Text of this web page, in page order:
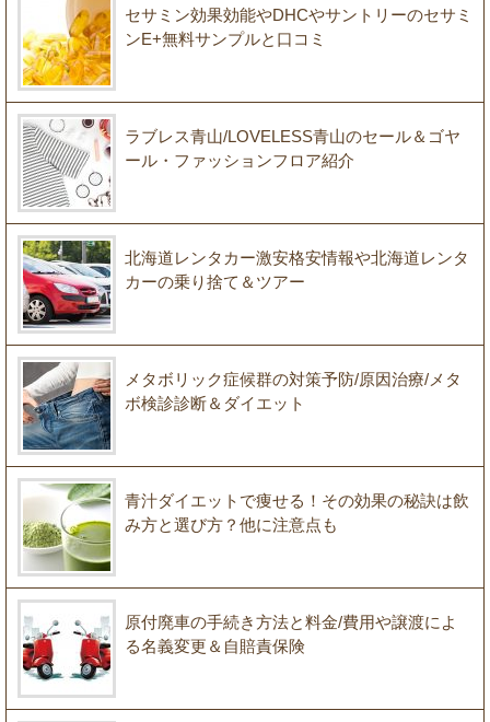
セサミン効果効能やDHCやサントリーのセサミ
ンE+無料サンプルと口コミ
ラブレス青山/LOVELESS青山のセール＆ゴヤ
ール・ファッションフロア紹介
北海道レンタカー激安格安情報や北海道レンタ
カーの乗り捨て＆ツアー
メタボリック症候群の対策予防/原因治療/メタ
ボ検診診断＆ダイエット
青汁ダイエットで痩せる！その効果の秘訣は飲
み方と選び方？他に注意点も
原付廃車の手続き方法と料金/費用や譲渡によ
る名義変更＆自賠責保険